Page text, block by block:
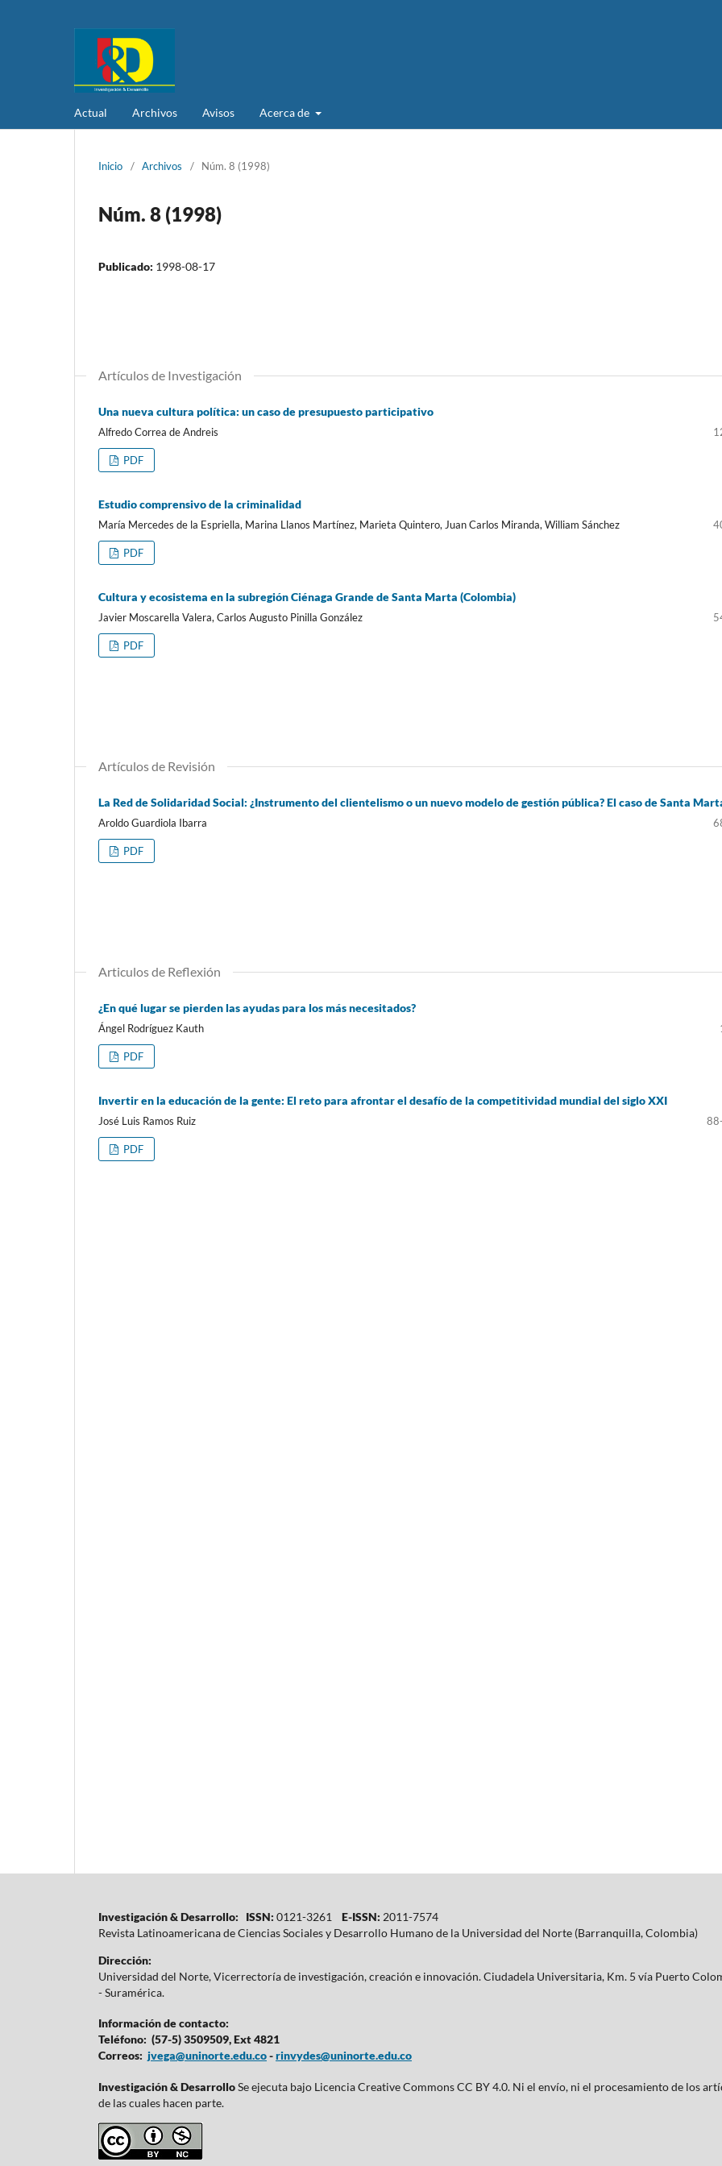
Actual Archivos Avisos Acerca de
Inicio / Archivos / Núm. 8 (1998)
Núm. 8 (1998)
Publicado: 1998-08-17
Artículos de Investigación
Una nueva cultura política: un caso de presupuesto participativo
Alfredo Correa de Andreis
PDF
Estudio comprensivo de la criminalidad
María Mercedes de la Espriella, Marina Llanos Martínez, Marieta Quintero, Juan Carlos Miranda, William Sánchez
PDF
Cultura y ecosistema en la subregión Ciénaga Grande de Santa Marta (Colombia)
Javier Moscarella Valera, Carlos Augusto Pinilla González
PDF
Artículos de Revisión
La Red de Solidaridad Social: ¿Instrumento del clientelismo o un nuevo modelo de gestión pública? El caso de Santa
Aroldo Guardiola Ibarra
PDF
Articulos de Reflexión
¿En qué lugar se pierden las ayudas para los más necesitados?
Ángel Rodríguez Kauth
PDF
Invertir en la educación de la gente: El reto para afrontar el desafío de la competitividad mundial del siglo XXI
José Luis Ramos Ruiz
PDF
Investigación & Desarrollo: ISSN: 0121-3261 E-ISSN: 2011-7574
Revista Latinoamericana de Ciencias Sociales y Desarrollo Humano de la Universidad del Norte (Barranquilla, Colombia)
Dirección:
Universidad del Norte, Vicerrectoría de investigación, creación e innovación. Ciudadela Universitaria, Km. 5 vía Puerto
- Suramérica.
Información de contacto:
Teléfono: (57-5) 3509509, Ext 4821
Correos: jvega@uninorte.edu.co-rinvydes@uninorte.edu.co
Investigación & DesarrolloSe ejecuta bajo Licencia Creative Commons CC BY 4.0. Ni el envío, ni el procesamiento de los
de las cuales hacen parte.